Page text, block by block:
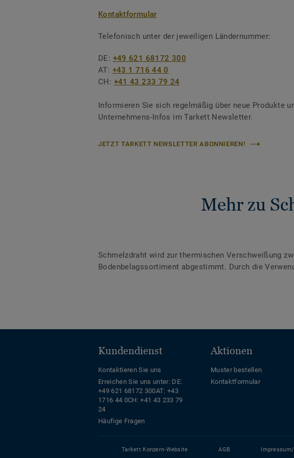
Kontaktformular
Telefonisch unter der jeweiligen Ländernummer:
DE: +49 621 68172 300
AT: +43 1 716 44 0
CH: +41 43 233 79 24
Informieren Sie sich regelmäßig über neue Produkte
Unternehmens-Infos im Tarkett Newsletter.
JETZT TARKETT NEWSLETTER ABONNIEREN!
Mehr zu
Schmelzdraht wird zur thermischen Verschweißung
Bodenbelagssortiment abgestimmt. Durch die
Kundendienst
Kontaktieren Sie uns
Erreichen Sie uns unter: DE:
+49 621 68172 300AT: +43
1716 44 0CH: +41 43 233 79
24
Häufige Fragen
Aktionen
Muster bestellen
Kontaktformular
Tarkett Konzern-Website AGB